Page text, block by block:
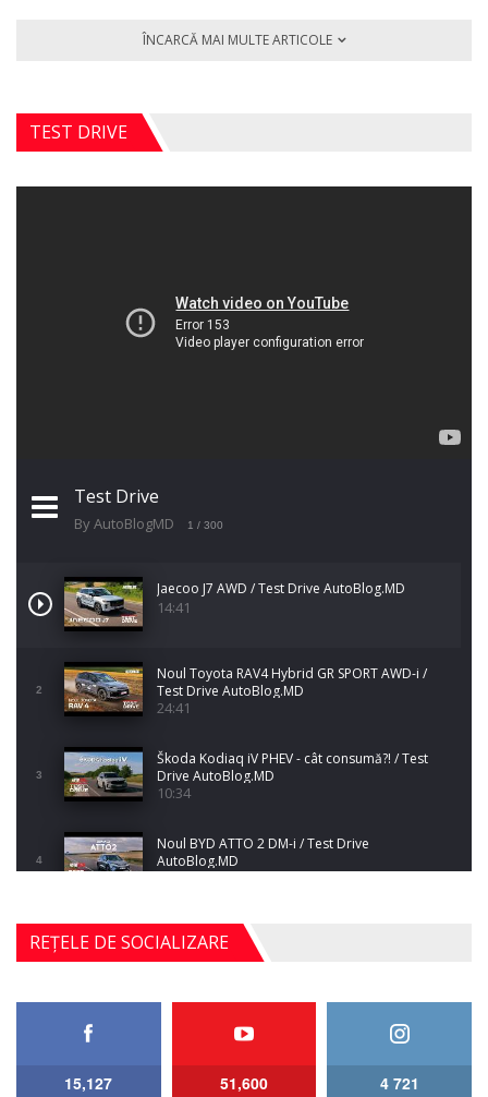
ÎNCARCĂ MAI MULTE ARTICOLE
TEST DRIVE
Test Drive
By AutoBlogMD 1 / 300
Jaecoo J7 AWD / Test Drive AutoBlog.MD
14:41
2
Noul Toyota RAV4 Hybrid GR SPORT AWD-i /
Test Drive AutoBlog.MD
24:41
3
Škoda Kodiaq iV PHEV - cât consumă?! / Test
Drive AutoBlog.MD
10:34
4
Noul BYD ATTO 2 DM-i / Test Drive
AutoBlog.MD
17:35
5
Noul Mercedes-Benz S-Class facelift (S 580
4MATIC V223) / Test Drive AutoBlog.MD
27:33
REȚELE DE SOCIALIZARE
15,127 51,600 4 721